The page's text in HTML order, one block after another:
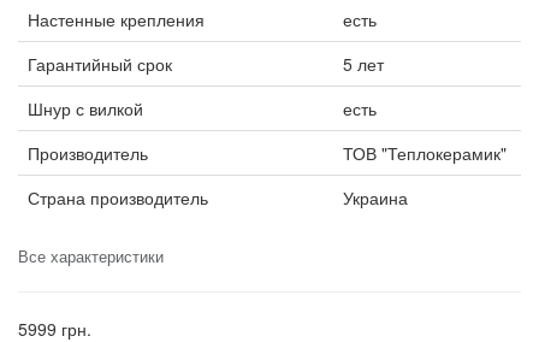
Настенные крепления
есть
Гарантийный срок
5 лет
Шнур с вилкой
есть
Производитель
ТОВ "Теплокерамик"
Страна производитель
Украина
Все характеристики
5999 грн.